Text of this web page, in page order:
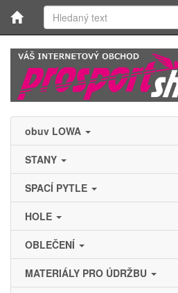
obuv LOWA
STANY
SPACÍ PYTLE
HOLE
OBLEČENÍ
MATERIÁLY PRO ÚDRŽBU